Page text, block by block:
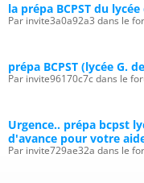
la prépa BCPST du
Par invite3a0a92a3 dans le
prépa BCPST (lycée G.
Par invite96170c7c dans le
Urgence.. prépa bcpst
d'avance pour votre
Par invite729ae32a dans le